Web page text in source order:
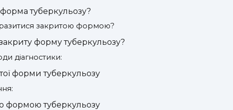
туберкульозу?
закритою формою?
форму туберкульозу?
діагностики:
форми туберкульозу
формою туберкульозу